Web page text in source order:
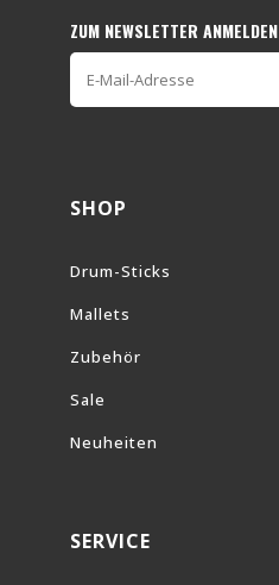
ZUM NEWSLETTER ANMELDEN
SHOP
Drum-Sticks
Mallets
Zubehör
Sale
Neuheiten
SERVICE